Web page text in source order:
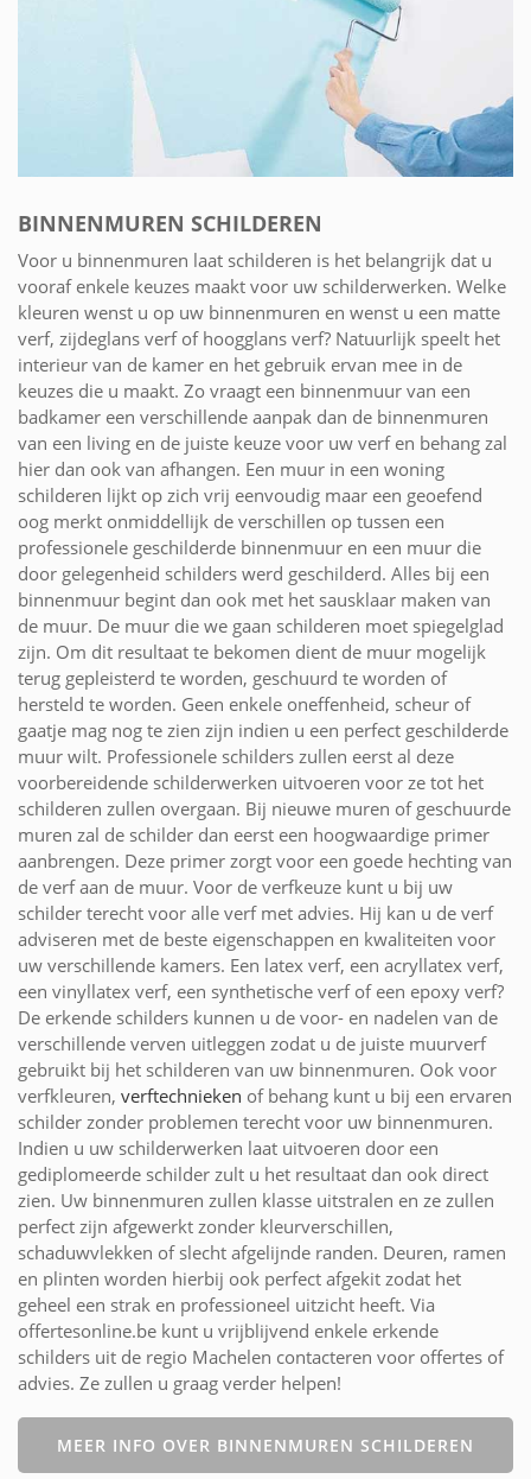
BINNENMUREN SCHILDEREN
Voor u binnenmuren laat schilderen is het belangrijk dat u
vooraf enkele keuzes maakt voor uw schilderwerken. Welke
kleuren wenst u op uw binnenmuren en wenst u een matte
verf, zijdeglans verf of hoogglans verf? Natuurlijk speelt het
interieur van de kamer en het gebruik ervan mee in de
keuzes die u maakt. Zo vraagt een binnenmuur van een
badkamer een verschillende aanpak dan de binnenmuren
van een living en de juiste keuze voor uw verf en behang zal
hier dan ook van afhangen. Een muur in een woning
schilderen lijkt op zich vrij eenvoudig maar een geoefend
oog merkt onmiddellijk de verschillen op tussen een
professionele geschilderde binnenmuur en een muur die
door gelegenheid schilders werd geschilderd. Alles bij een
binnenmuur begint dan ook met het sausklaar maken van
de muur. De muur die we gaan schilderen moet spiegelglad
zijn. Om dit resultaat te bekomen dient de muur mogelijk
terug gepleisterd te worden, geschuurd te worden of
hersteld te worden. Geen enkele oneffenheid, scheur of
gaatje mag nog te zien zijn indien u een perfect geschilderde
muur wilt. Professionele schilders zullen eerst al deze
voorbereidende schilderwerken uitvoeren voor ze tot het
schilderen zullen overgaan. Bij nieuwe muren of geschuurde
muren zal de schilder dan eerst een hoogwaardige primer
aanbrengen. Deze primer zorgt voor een goede hechting van
de verf aan de muur. Voor de verfkeuze kunt u bij uw
schilder terecht voor alle verf met advies. Hij kan u de verf
adviseren met de beste eigenschappen en kwaliteiten voor
uw verschillende kamers. Een latex verf, een acryllatex verf,
een vinyllatex verf, een synthetische verf of een epoxy verf?
De erkende schilders kunnen u de voor- en nadelen van de
verschillende verven uitleggen zodat u de juiste muurverf
gebruikt bij het schilderen van uw binnenmuren. Ook voor
verfkleuren, verftechnieken of behang kunt u bij een ervaren
schilder zonder problemen terecht voor uw binnenmuren.
Indien u uw schilderwerken laat uitvoeren door een
gediplomeerde schilder zult u het resultaat dan ook direct
zien. Uw binnenmuren zullen klasse uitstralen en ze zullen
perfect zijn afgewerkt zonder kleurverschillen,
schaduwvlekken of slecht afgelijnde randen. Deuren, ramen
en plinten worden hierbij ook perfect afgekit zodat het
geheel een strak en professioneel uitzicht heeft. Via
offertesonline.be kunt u vrijblijvend enkele erkende
schilders uit de regio Machelen contacteren voor offertes of
advies. Ze zullen u graag verder helpen!
MEER INFO OVER BINNENMUREN SCHILDEREN